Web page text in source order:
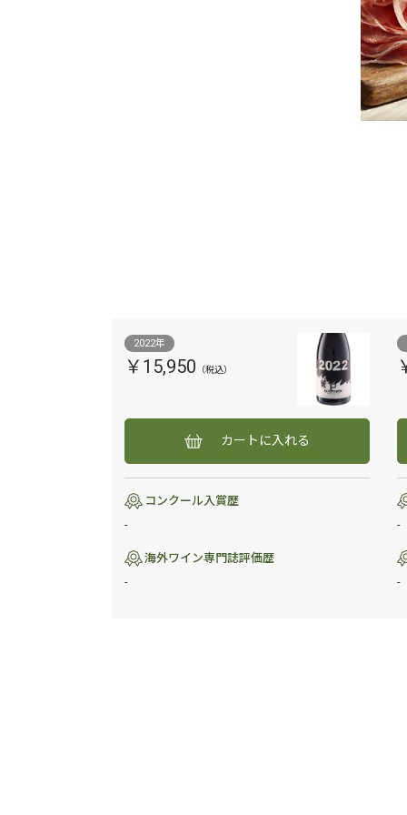
2022年
￥15,950
カートに入れる
コンクール入賞歴
-
海外ワイン専門誌評価歴
-
-
-